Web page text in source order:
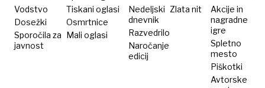
Vodstvo
Dosežki
Sporočila za
javnost
Tiskani oglasi
Osmrtnice
Mali oglasi
Nedeljski
dnevnik
Razvedrilo
Naročanje
edicij
Zlata nit
Akcije in
nagradne
igre
Spletno
mesto
Piškotki
Avtorske